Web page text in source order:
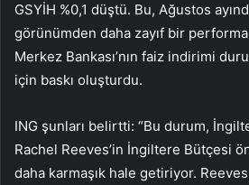
GSYİH %0,1 düştü. Bu, Ağustos
görünümden daha zayıf bir
Merkez Bankası’nın faiz indirimi
için baskı oluşturdu.
ING şunları belirtti: “Bu durum,
Rachel Reeves’in İngiltere Bütçesi
daha karmaşık hale getiriyor.